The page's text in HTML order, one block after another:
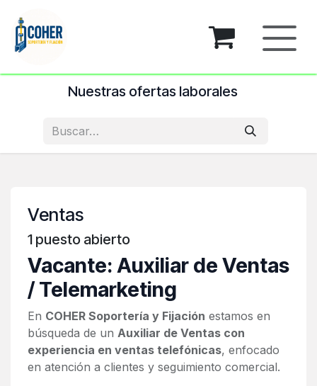
Nuestras ofertas laborales
Ventas
1 puesto abierto
Vacante: Auxiliar de Ventas
/ Telemarketing
En COHER Soportería y Fijación estamos en
búsqueda de un Auxiliar de Ventas con
experiencia en ventas telefónicas, enfocado
en atención a clientes y seguimiento comercial.